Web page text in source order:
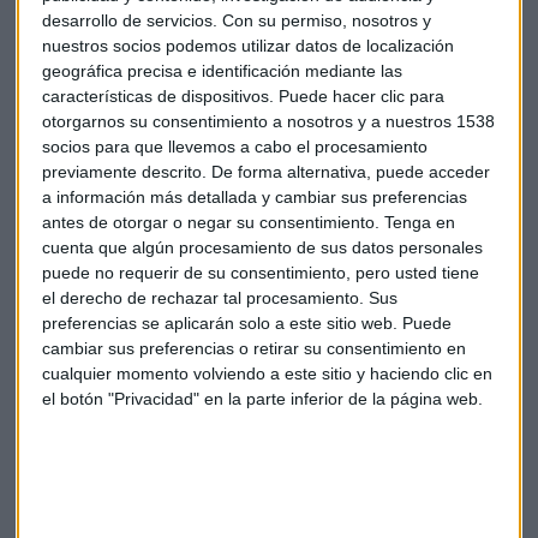
desarrollo de servicios. Con su permiso, nosotros y
nuestros socios podemos utilizar datos de localización
geográfica precisa e identificación mediante las
características de dispositivos. Puede hacer clic para
otorgarnos su consentimiento a nosotros y a nuestros 1538
socios para que llevemos a cabo el procesamiento
previamente descrito. De forma alternativa, puede acceder
a información más detallada y cambiar sus preferencias
antes de otorgar o negar su consentimiento. Tenga en
cuenta que algún procesamiento de sus datos personales
puede no requerir de su consentimiento, pero usted tiene
el derecho de rechazar tal procesamiento. Sus
preferencias se aplicarán solo a este sitio web. Puede
cambiar sus preferencias o retirar su consentimiento en
cualquier momento volviendo a este sitio y haciendo clic en
el botón "Privacidad" en la parte inferior de la página web.
audiovisual para su catálogo. Así se convertiría en la
compañía del sector que más dinero gastará en este
concepto solo por detrás del gigante de los deportes ESPN.
Entre sus próximos objetivos está su entrada en China
aunque de momento las negociaciones están estancadas
por lo que aun habrá que esperar para que el gigante del
streaming aterrice en tierras chinas.
Netflix Empresas Economía EEUU